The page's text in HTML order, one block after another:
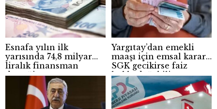
Esnafa yılın ilk
yarısında 74,8 milyar
liralık finansman
desteği
Yargıtay’dan emekli
maaşı için emsal karar:
SGK gecikirse faiz
hakkı doğabilir